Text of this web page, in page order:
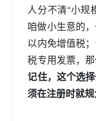
人分不清“小规
咱做小生意的
以内免增值税
税专用发票，
记住，这个选
须在注册时就规